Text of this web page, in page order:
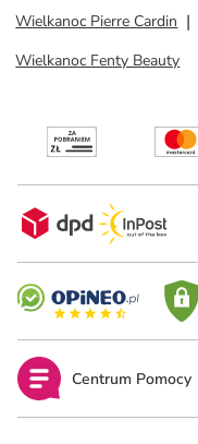
Wielkanoc Pierre Cardin
Wielkanoc Fenty Beauty
Centrum Pomocy